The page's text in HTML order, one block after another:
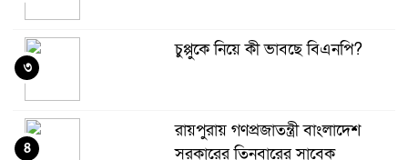
চুপ্পুকে নিয়ে কী ভাবছে বিএনপি?
৩
রায়পুরায় গণপ্রজাতন্ত্রী বাংলাদেশ
সরকারের তিনবারের সাবেক
৪